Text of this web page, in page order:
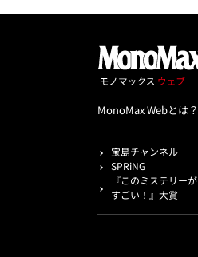
MonoMax Webとは？
宝島チャンネル
SPRiNG
『このミステリーが
すごい！』大賞